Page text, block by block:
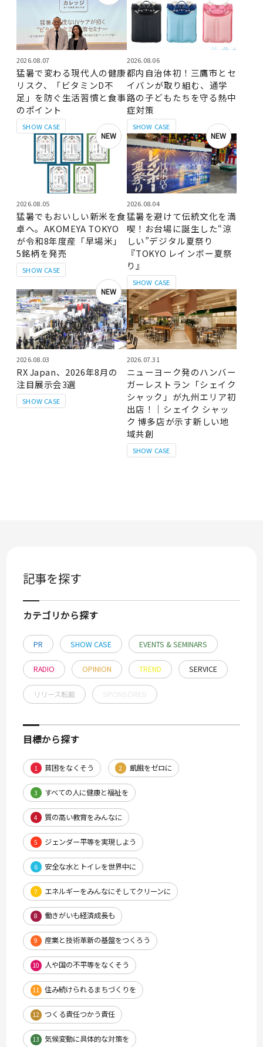
SHOW CASE
2026.08.07
猛暑で変わる現代人の健康
リスク、「ビタミンD不
足」を防ぐ生活習慣と食事
のポイント
SHOW CASE
2026.08.06
都内自治体初！三鷹市とセ
イバンが取り組む、通学
路の子どもたちを守る熱中
症対策
NEW
SHOW CASE
2026.08.05
猛暑でもおいしい新米を食
卓へ。AKOMEYA TOKYO
が令和8年度産「早場米」
5銘柄を発売
NEW
SHOW CASE
2026.08.04
猛暑を避けて伝統文化を満
喫！お台場に誕生した“涼
しい”デジタル夏祭り
『TOKYO レインボー夏祭
り』
NEW
SHOW CASE
2026.08.03
RX Japan、2026年8月の
注目展示会3選
SHOW CASE
2026.07.31
ニューヨーク発のハンバー
ガーレストラン「シェイク
シャック」が九州エリア初
出店！｜シェイク シャッ
ク 博多店が示す新しい地
域共創
記事を探す
カテゴリから探す
PR SHOW CASE EVENTS & SEMINARS
RADIO OPINION TREND SERVICE
リリース転載
目標から探す
1 貧困をなくそう 2 飢餓をゼロに
3 すべての人に健康と福祉を
4 質の高い教育をみんなに
5 ジェンダー平等を実現しよう
6 安全な水とトイレを世界中に
7 エネルギーをみんなにそしてクリーンに
8 働きがいも経済成長も
9 産業と技術革新の基盤をつくろう
10 人や国の不平等をなくそう
11 住み続けられるまちづくりを
12 つくる責任つかう責任
13 気候変動に具体的な対策を